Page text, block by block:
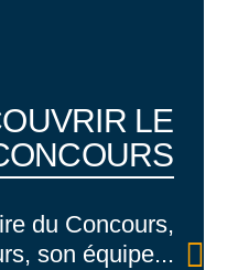
LE
du Concours,
son équipe...